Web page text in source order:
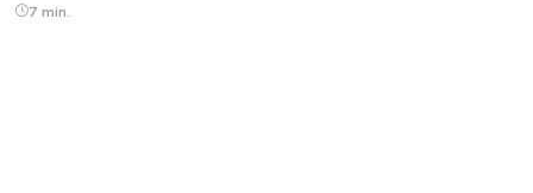
7 min.